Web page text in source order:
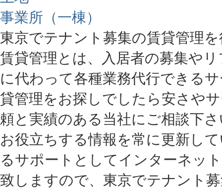
事業所（一棟）
東京でテナント募集の賃貸管理
賃貸管理とは、入居者の募集や
に代わって各種業務代行できる
貸管理をお探しでしたら安さや
頼と実績のある当社にご相談下
お役立ちする情報を常に更新し
るサポートとしてインターネッ
致しますので、東京でテナント